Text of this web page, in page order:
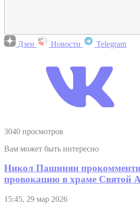
Дзен Новости Telegram
3040 просмотров
Вам может быть интересно
Никол Пашинян
провокацию в храме Святой
15:45, 29 мар 2026